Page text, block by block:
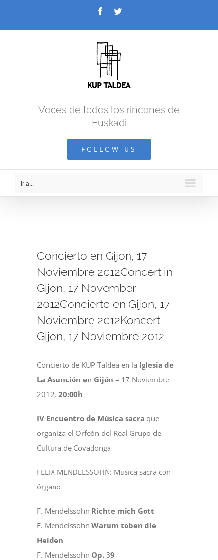
FacebookTwitter
Voces de todos los rincones de
Euskadi
FOLLOW US
Ir a...
imagen
más
grande
Concierto en Gijon, 17
Noviembre 2012Concert in
Gijon, 17 November
2012Concierto en Gijon, 17
Noviembre 2012Koncert
Gijon, 17 Noviembre 2012
Concierto de KUP Taldea en la Iglesia de
La Asunción en Gijón – 17 Noviembre
2012,20:00h
IV Encuentro de Música sacra que
organiza el Orfeón del Real Grupo de
Cultura de Covadonga
FELIX MENDELSSOHN: Música sacra con
órgano
F. Mendelssohn Richte mich Gott
F. MendelssohnWarum toben die
Heiden
F. Mendelssohn Op. 39